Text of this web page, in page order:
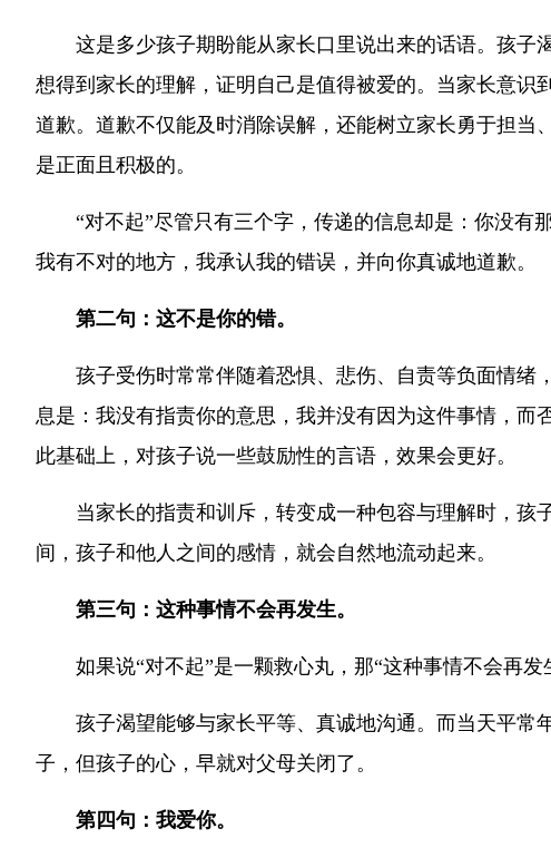
这是多少孩子期盼能从家长口里说出来的话语。孩子
想得到家长的理解，证明自己是值得被爱的。当家长意识
道歉。道歉不仅能及时消除误解，还能树立家长勇于担当
是正面且积极的。
“对不起”尽管只有三个字，传递的信息却是：你没有
我有不对的地方，我承认我的错误，并向你真诚地道歉。
第二句：这不是你的错。
孩子受伤时常常伴随着恐惧、悲伤、自责等负面情绪
息是：我没有指责你的意思，我并没有因为这件事情，而
此基础上，对孩子说一些鼓励性的言语，效果会更好。
当家长的指责和训斥，转变成一种包容与理解时，孩
间，孩子和他人之间的感情，就会自然地流动起来。
第三句：这种事情不会再发生。
如果说“对不起”是一颗救心丸，那“这种事情不会再发
孩子渴望能够与家长平等、真诚地沟通。而当天平常
子，但孩子的心，早就对父母关闭了。
第四句：我爱你。